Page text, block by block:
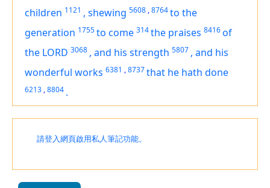
children 1121 , shewing 5608 ,8764to the
generation 1755to come 314the praises 8416of
the LORD 3068 , and his strength 5807 , and his
wonderful works 6381 ,8737that he hath done
6213 ,8804 .
請登入網頁啟用私人筆記功能。